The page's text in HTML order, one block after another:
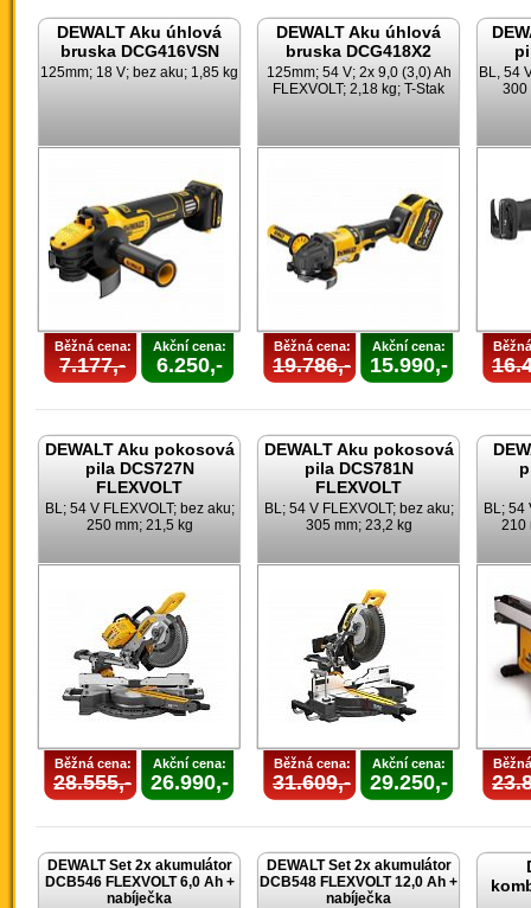
DEWALT Aku úhlová
bruska DCG416VSN
125mm; 18 V; bez aku; 1,85 kg
Běžná cena:
7.177,-
Akční cena:
6.250,-
DEWALT Aku úhlová
bruska DCG418X2
125mm; 54 V; 2x 9,0 (3,0) Ah
FLEXVOLT; 2,18 kg; T-Stak
Běžná cena:
19.786,-
Akční cena:
15.990,-
BL, 54
300
DEWALT Aku pokosová
pila DCS727N
FLEXVOLT
BL; 54 V FLEXVOLT; bez aku;
250 mm; 21,5 kg
Běžná cena:
28.555,-
Akční cena:
26.990,-
DEWALT Aku pokosová
pila DCS781N
FLEXVOLT
BL; 54 V FLEXVOLT; bez aku;
305 mm; 23,2 kg
Běžná cena:
31.609,-
Akční cena:
29.250,-
BL; 54
210
DEWALT Set 2x akumulátor
DCB546 FLEXVOLT 6,0 Ah +
nabíječka
DEWALT Set 2x akumulátor
DCB548 FLEXVOLT 12,0 Ah +
nabíječka